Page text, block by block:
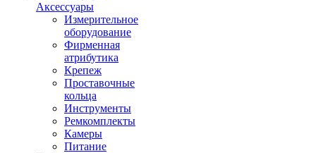
Аксессуары
Измерительное
оборудование
Фирменная
атрибутика
Крепеж
Проставочные
кольца
Инструменты
Ремкомплекты
Камеры
Питание